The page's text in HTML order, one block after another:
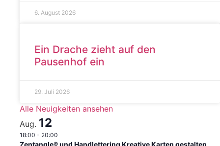
6. August 2026
Ein Drache zieht auf den
Pausenhof ein
29. Juli 2026
Alle Neuigkeiten ansehen
Aug. 12
18:00 - 20:00
Zentangle® und Handlettering Kreative Karten gestalten